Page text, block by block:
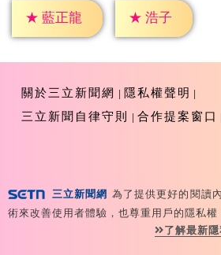
★ 藍正龍 ★ 浩子
關於三立新聞網
隱私權聲明
三立新聞自律守則
合作提案窗口
Copyright ©2026 Sanlih E-
Reserved 版權所有 盜用必究 台北
號 02-8792-
三立新聞網 為了提供更好的閱讀
術來改善使用者體驗，也尊重用戶的隱私權
了解最新